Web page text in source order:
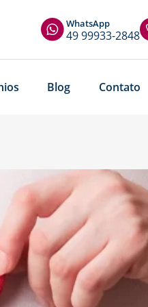
WhatsApp
49 99933-2848
Blog Contato